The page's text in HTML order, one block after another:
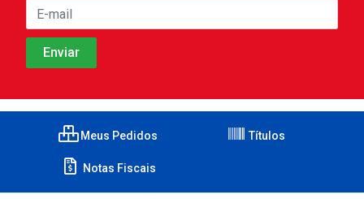
Meus Pedidos Títulos
Notas Fiscais